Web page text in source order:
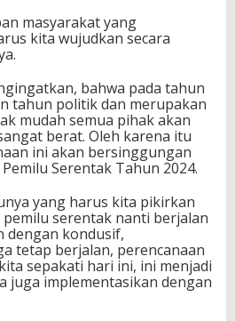
masyarakat yang
kita wujudkan secara
bahwa pada tahun
tahun politik dan merupakan
mudah semua pihak akan
berat. Oleh karena itu
ini akan bersinggungan
Serentak Tahun 2024.
yang harus kita pikirkan
serentak nanti berjalan
dengan kondusif,
tetap berjalan, perencanaan
sepakati hari ini, ini menjadi
juga implementasikan dengan